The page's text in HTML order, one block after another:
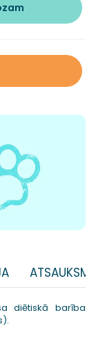
diētiskā barība